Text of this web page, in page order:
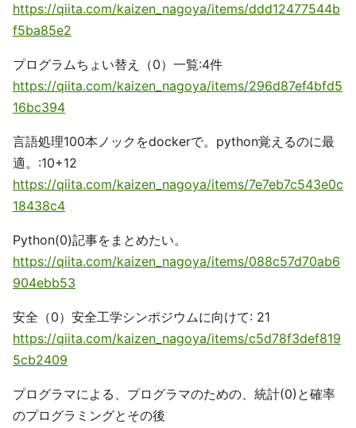
https://qiita.com/kaizen_nagoya/items/ddd12477544b
f5ba85e2
プログラムちょい替え（0）一覧:4件
https://qiita.com/kaizen_nagoya/items/296d87ef4bfd5
16bc394
言語処理100本ノックをdockerで。python覚えるのに最
適。:10+12
https://qiita.com/kaizen_nagoya/items/7e7eb7c543e0c
18438c4
Python(0)記事をまとめたい。
https://qiita.com/kaizen_nagoya/items/088c57d70ab6
904ebb53
安全（0）安全工学シンポジウムに向けて: 21
https://qiita.com/kaizen_nagoya/items/c5d78f3def819
5cb2409
プログラマによる、プログラマのための、統計(0)と確率
のプログラミングとその後